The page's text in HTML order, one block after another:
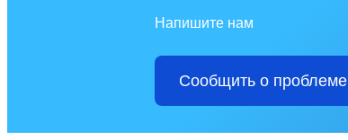
Напишите нам
Сообщить о проблеме